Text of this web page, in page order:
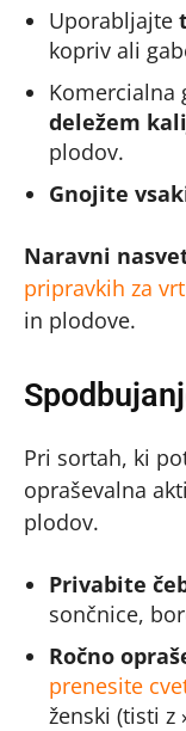
Uporabljajte
kopriv ali
Komercialna
deležem
plodov.
Gnojite
Naravni
pripravkih za vrt
in plodove.
Pri sortah, ki
opraševalna
plodov.
Privabite
sončnice,
Ročno
prenesite
ženski (tisti z